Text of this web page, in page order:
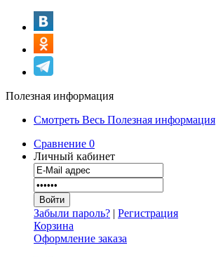
Полезная информация
Смотреть Весь Полезная информация
Сравнение 0
Личный кабинет
Забыли пароль? | Регистрация
Корзина
Оформление заказа